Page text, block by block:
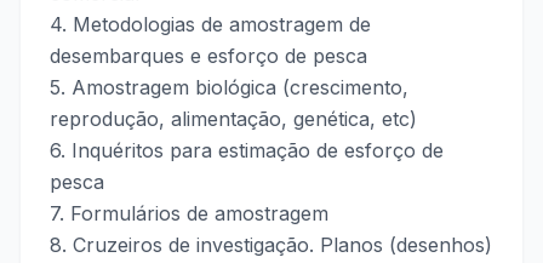
4. Metodologias de amostragem de
desembarques e esforço de pesca
5. Amostragem biológica (crescimento,
reprodução, alimentação, genética, etc)
6. Inquéritos para estimação de esforço de
pesca
7. Formulários de amostragem
8. Cruzeiros de investigação. Planos (desenhos)